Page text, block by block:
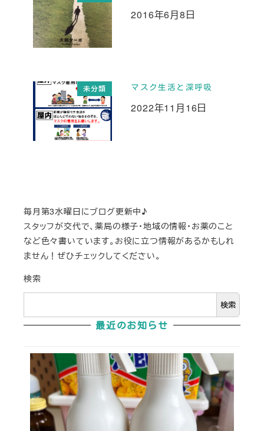
投稿日
2016年6月8日
未分類 マスク生活と深呼吸
投稿日
2022年11月16日
毎月第3水曜日にブログ更新中♪
スタッフが交代で、薬局の様子・地域の情報・お薬のこと
など色々書いています。お役に立つ情報があるかもしれ
ません！ぜひチェックしてください。
検索
検索
最近のお知らせ